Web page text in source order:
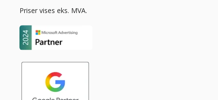
Priser vises eks. MVA.